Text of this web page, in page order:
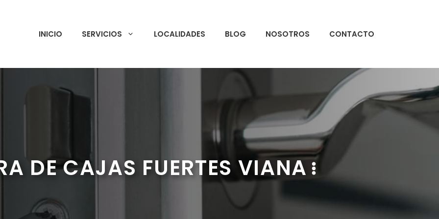
INICIO SERVICIOS LOCALIDADES BLOG NOSOTROS CONTACTO
DE CAJAS FUERTES VIANA